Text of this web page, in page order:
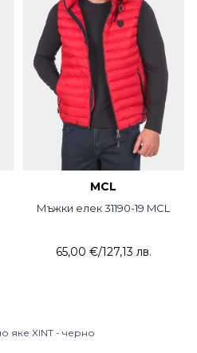
MCL
Мъжки елек 31190-19 MCL
65,00 €/127,13 лв.
яке XINT - черно